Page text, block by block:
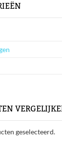
geselecteerd.